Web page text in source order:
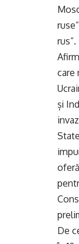
rus”.
care
și
De